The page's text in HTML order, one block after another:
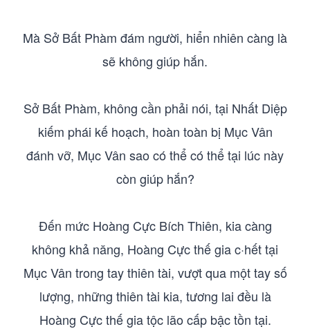
Mà Sở Bất Phàm đám người, hiển nhiên càng là
sẽ không giúp hắn.
Sở Bất Phàm, không cần phải nói, tại Nhất Diệp
kiếm phái kế hoạch, hoàn toàn bị Mục Vân
đánh vỡ, Mục Vân sao có thể có thể tại lúc này
còn giúp hắn?
Đến mức Hoàng Cực Bích Thiên, kia càng
không khả năng, Hoàng Cực thế gia c·hết tại
Mục Vân trong tay thiên tài, vượt qua một tay số
lượng, những thiên tài kia, tương lai đều là
Hoàng Cực thế gia tộc lão cấp bậc tồn tại.